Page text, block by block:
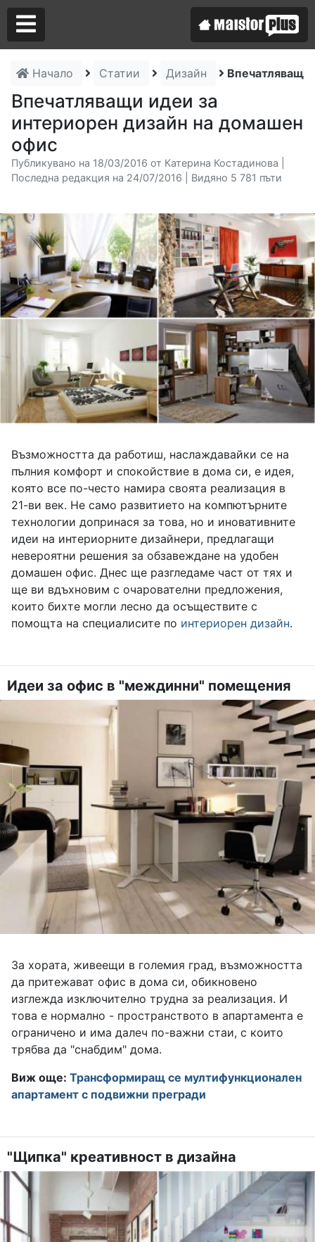
Начало Статии Дизайн Впечатляващи
Впечатляващи идеи за
интериорен дизайн на домашен
офис
Публикувано на 18/03/2016 от Катерина Костадинова |
Последна редакция на 24/07/2016 | Видяно 5 781 пъти
Възможността да работиш, наслаждавайки се на
пълния комфорт и спокойствие в дома си, е идея,
която все по-често намира своята реализация в
21-ви век. Не само развитието на компютърните
технологии допринася за това, но и иновативните
идеи на интериорните дизайнери, предлагащи
невероятни решения за обзавеждане на удобен
домашен офис. Днес ще разгледаме част от тях и
ще ви вдъхновим с очарователни предложения,
които бихте могли лесно да осъществите с
помощта на специалисите по интериорен дизайн.
Идеи за офис в "междинни" помещения
За хората, живеещи в големия град, възможността
да притежават офис в дома си, обикновено
изглежда изключително трудна за реализация. И
това е нормално - пространството в апартамента е
ограничено и има далеч по-важни стаи, с които
трябва да "снабдим" дома.
Виж още: Трансформиращ се мултифункционален
апартамент с подвижни прегради
"Щипка" креативност в дизайна
Аз съм майстор
Търся майстор